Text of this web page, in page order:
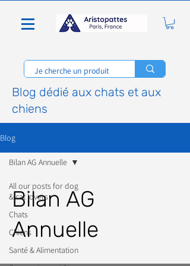
Blog dédié aux chats et aux
chiens
Blog
All our posts for dog
& cat lovers
Chats
Chiens
Santé & Alimentation
Bilan AG Annuelle
Bilan AG
Annuelle